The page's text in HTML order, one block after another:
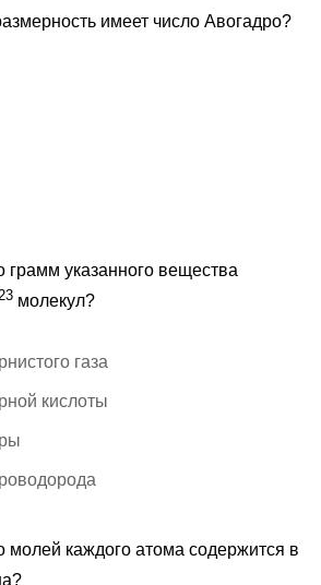
имеет число Авогадро?
грамм указанного вещества
23 молекул?
газа
кислоты
молей каждого атома содержится в